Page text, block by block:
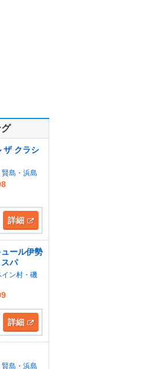
ザ クラシ
島・浜島
詳細
ール伊勢
パ
イン村・磯
詳細
島・浜島